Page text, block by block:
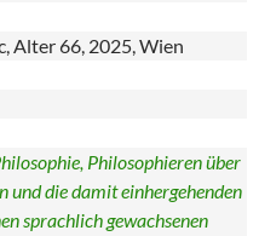
Alter 66, 2025, Wien
Philosophieren über
und die damit einhergehenden
sprachlich gewachsenen